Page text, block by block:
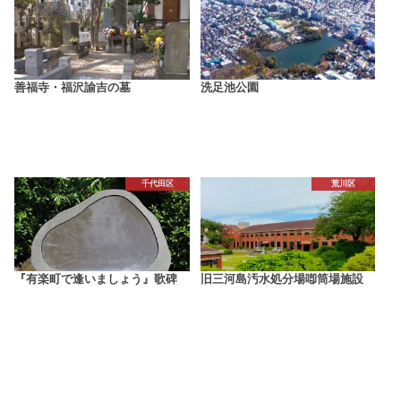
善福寺・福沢諭吉の墓 洗足池公園
千代田区
『有楽町で逢いましょう』歌碑
荒川区
旧三河島汚水処分場喞筒場施設